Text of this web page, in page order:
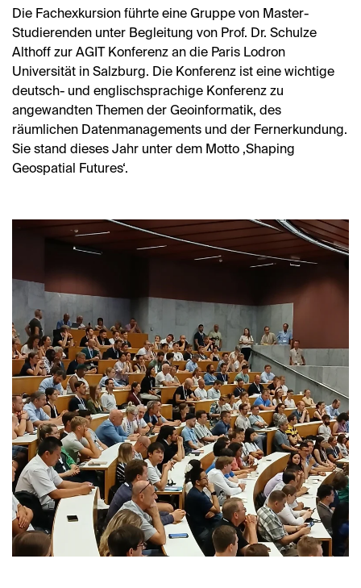
Die Fachexkursion führte eine Gruppe von Master-
Studierenden unter Begleitung von Prof. Dr. Schulze
Althoff zur AGIT Konferenz an die Paris Lodron
Universität in Salzburg. Die Konferenz ist eine wichtige
deutsch- und englischsprachige Konferenz zu
angewandten Themen der Geoinformatik, des
räumlichen Datenmanagements und der Fernerkundung.
Sie stand dieses Jahr unter dem Motto ‚Shaping
Geospatial Futures‘.